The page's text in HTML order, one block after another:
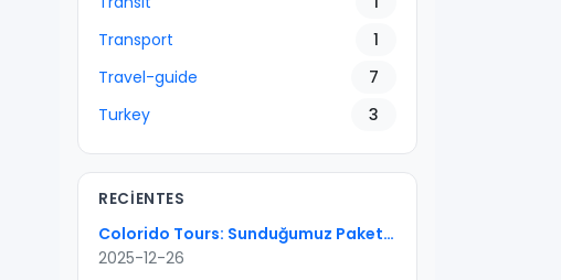
Transport
1
Travel-guide
7
Turkey
3
RECIENTES
Colorido Tours: Sunduğumuz Paketler — 6 Tur Tipi
2025-12-26